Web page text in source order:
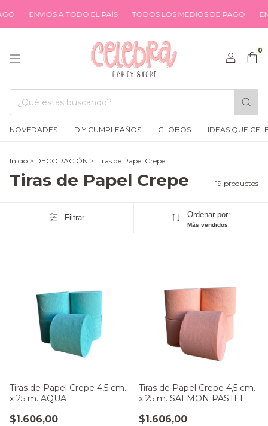
ENVÍOS A TODO EL PAÍS TODOS LOS MEDIOS DE PAGO
0
NOVEDADES DIY CUMPLEAÑOS GLOBOS IDEAS QUE
Inicio > DECORACIÓN > Tiras de Papel Crepe
Tiras de Papel Crepe 19 productos
Filtrar Ordenar por:
Más vendidos
Tiras de Papel Crepe 4,5 cm.
x 25 m. AQUA
$1.606,00
Tiras de Papel Crepe 4,5 cm.
x 25 m. SALMON PASTEL
$1.606,00